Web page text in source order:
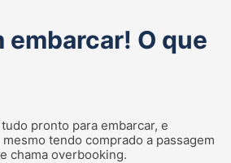
embarcar! O que
pronto para embarcar, e
tendo comprado a passagem
chama overbooking.